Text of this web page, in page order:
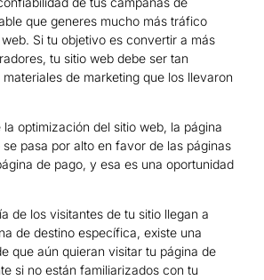
que generes mucho más tráfico
Si tu objetivo es convertir a más
tu sitio web debe ser tan
de marketing que los llevaron
la optimización del sitio web, la página
pasa por alto en favor de las páginas
de pago, y esa es una oportunidad
de los visitantes de tu sitio llegan a
de destino específica, existe una
que aún quieran visitar tu página de
si no están familiarizados con tu